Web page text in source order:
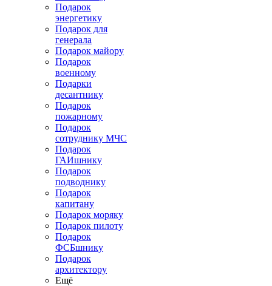
Подарок
энергетику
Подарок для
генерала
Подарок майору
Подарок
военному
Подарки
десантнику
Подарок
пожарному
Подарок
сотруднику МЧС
Подарок
ГАИшнику
Подарок
подводнику
Подарок
капитану
Подарок моряку
Подарок пилоту
Подарок
ФСБшнику
Подарок
архитектору
Ещё